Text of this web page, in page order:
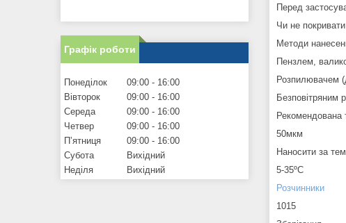
Перед
Чи не
Методи
Пензлем,
Розпилювачем
Безповітряним
Рекомендована
50мкм
Наносити за
5-35ºC
Розчинники
1015
Графік роботи
Понеділок 09:00
16:00
Вівторок
09:00
16:00
Середа
09:00
16:00
Четвер
09:00
16:00
Пʼятниця
09:00
16:00
Субота
Вихідний
Неділя
Вихідний